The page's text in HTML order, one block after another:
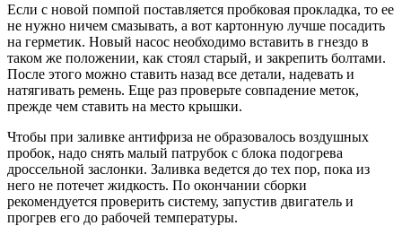
Если с новой помпой поставляется пробковая прокладка, то ее
не нужно ничем смазывать, а вот картонную лучше посадить
на герметик. Новый насос необходимо вставить в гнездо в
таком же положении, как стоял старый, и закрепить болтами.
После этого можно ставить назад все детали, надевать и
натягивать ремень. Еще раз проверьте совпадение меток,
прежде чем ставить на место крышки.
Чтобы при заливке антифриза не образовалось воздушных
пробок, надо снять малый патрубок с блока подогрева
дроссельной заслонки. Заливка ведется до тех пор, пока из
него не потечет жидкость. По окончании сборки
рекомендуется проверить систему, запустив двигатель и
прогрев его до рабочей температуры.